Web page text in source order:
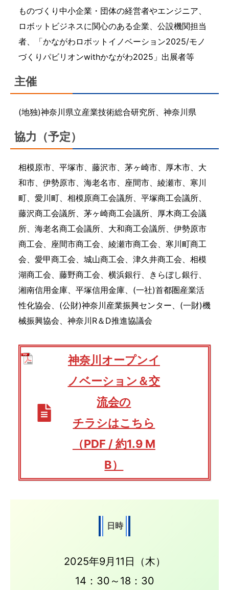
ものづくり中小企業・団体の経営者やエンジニア、
ロボットビジネスに関心のある企業、公設機関担当
者、「かながわロボットイノベーション2025/モノ
づくりパビリオンwithかながわ2025」出展者等
主催
(地独)神奈川県立産業技術総合研究所、神奈川県
協力（予定）
相模原市、平塚市、藤沢市、茅ヶ崎市、厚木市、大
和市、伊勢原市、海老名市、座間市、綾瀬市、寒川
町、愛川町、相模原商工会議所、平塚商工会議所、
藤沢商工会議所、茅ヶ崎商工会議所、厚木商工会議
所、海老名商工会議所、大和商工会議所、伊勢原市
商工会、座間市商工会、綾瀬市商工会、寒川町商工
会、愛甲商工会、城山商工会、津久井商工会、相模
湖商工会、藤野商工会、横浜銀行、きらぼし銀行、
湘南信用金庫、平塚信用金庫、(一社)首都圏産業活
性化協会、(公財)神奈川産業振興センター、(一財)機
械振興協会、神奈川R＆D推進協議会
神奈川オープンイ
ノベーション＆交
流会の
チラシはこちら
（PDF / 約1.9 M
B）
日時
2025年9月11日（木）
14：30～18：30